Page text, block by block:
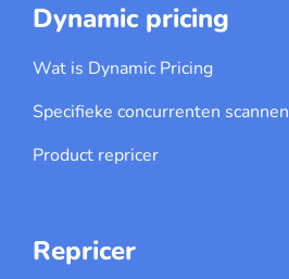
Dynamic pricing
Wat is Dynamic Pricing
Specifieke concurrenten scannen
Product repricer
Repricer